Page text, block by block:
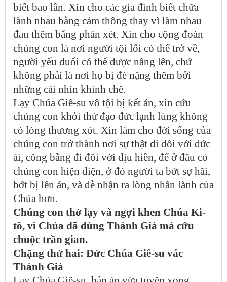
biết bao lần. Xin cho các gia đình biết chữa
lành nhau bằng cảm thông thay vì làm nhau
đau thêm bằng phán xét. Xin cho cộng đoàn
chúng con là nơi người tội lỗi có thể trở về,
người yếu đuối có thể được nâng lên, chứ
không phải là nơi họ bị đè nặng thêm bởi
những cái nhìn khinh chê.
Lạy Chúa Giê-su vô tội bị kết án, xin cứu
chúng con khỏi thứ đạo đức lạnh lùng không
có lòng thương xót. Xin làm cho đời sống của
chúng con trở thành nơi sự thật đi đôi với đức
ái, công bằng đi đôi với dịu hiền, để ở đâu có
chúng con hiện diện, ở đó người ta bớt sợ hãi,
bớt bị lên án, và dễ nhận ra lòng nhân lành của
Chúa hơn.
Chúng con thờ lạy và ngợi khen Chúa Ki-
tô, vì Chúa đã dùng Thánh Giá mà cứu
chuộc trần gian.
Chặng thứ hai: Đức Chúa Giê-su vác
Thánh Giá